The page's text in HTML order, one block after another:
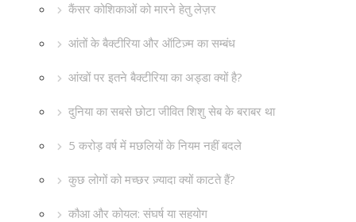
कैंसर कोशिकाओं को मारने हेतु लेज़र
आंतों के बैक्टीरिया और ऑटिज़्म का सम्बंध
आंखों पर इतने बैक्टीरिया का अड्डा क्यों है?
दुनिया का सबसे छोटा जीवित शिशु सेब के बराबर था
5 करोड़ वर्ष में मछलियों के नियम नहीं बदले
कुछ लोगों को मच्छर ज़्यादा क्यों काटते हैं?
कौआ और कोयल: संघर्ष या सहयोग